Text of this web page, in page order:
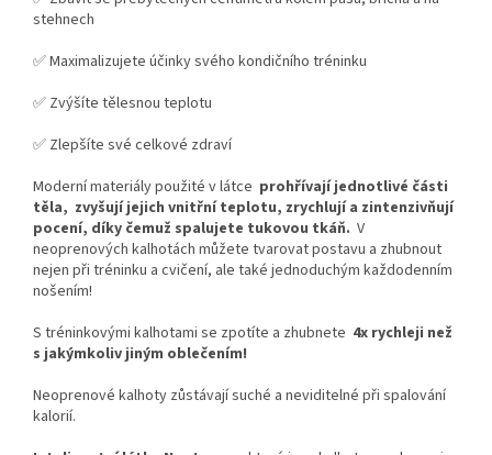
stehnech
✅ Maximalizujete účinky svého kondičního tréninku
✅ Zvýšíte tělesnou teplotu
✅ Zlepšíte své celkové zdraví
Moderní materiály použité v látce prohřívají jednotlivé části
těla, zvyšují jejich vnitřní teplotu, zrychlují a zintenzivňují
pocení, díky čemuž spalujete tukovou tkáň. V
neoprenových kalhotách můžete tvarovat postavu a zhubnout
nejen při tréninku a cvičení, ale také jednoduchým každodenním
nošením!
S tréninkovými kalhotami se zpotíte a zhubnete 4x rychleji než
s jakýmkoliv jiným oblečením!
Neoprenové kalhoty zůstávají suché a neviditelné při spalování
kalorií.